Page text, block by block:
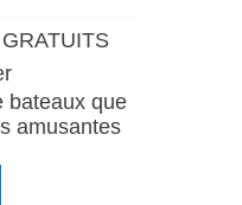
bateaux que
amusantes